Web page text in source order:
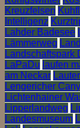
Kreuzfelsen
Intelligenz
Lahder Badesee
Lämmerweg
Landschaftspark
LaPaDu laufen
am Neckar
Lengericher
Lichtenhainer
Lipperlandweg
Landesmuseum